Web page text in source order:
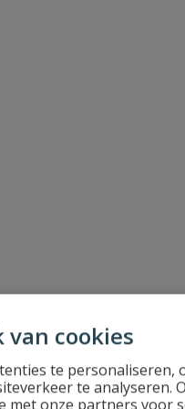
cookies
te personaliseren,
te analyseren.
met onze partners voor